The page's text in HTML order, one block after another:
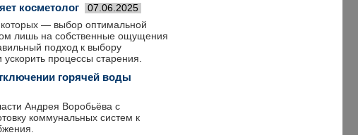
косметолог 07.06.2025
— выбор оптимальной
лишь на собственные ощущения
подход к выбору
процессы старения.
горячей воды
Андрея Воробьёва с
коммунальных систем к